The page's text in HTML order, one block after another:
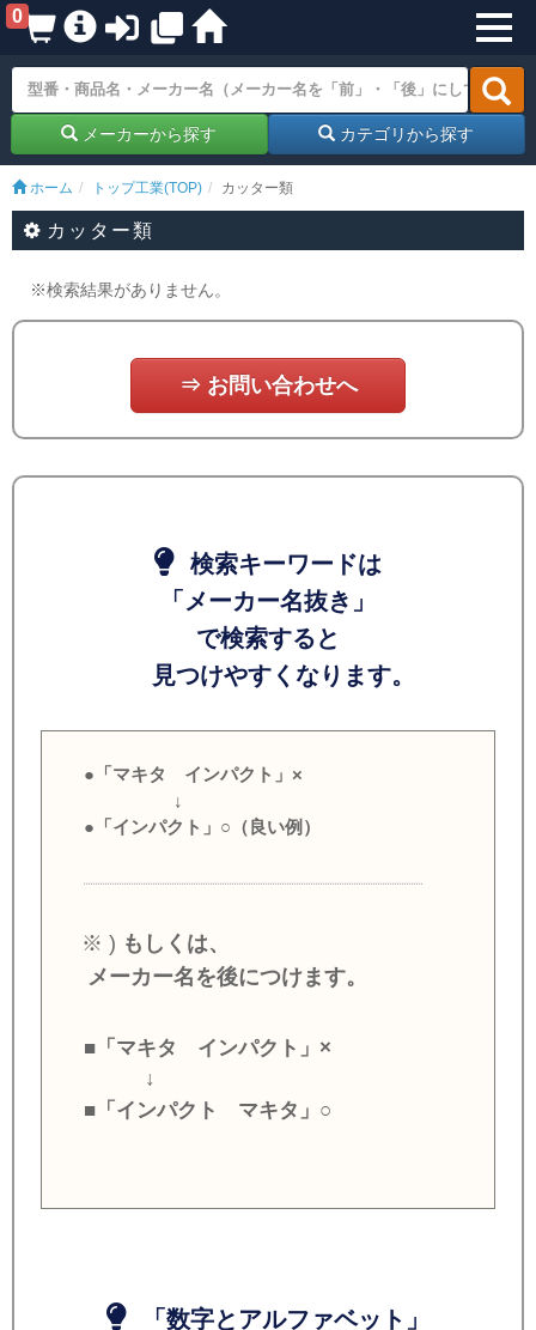
0
メーカーから探す カテゴリから探す
ホーム トップ工業(TOP) カッター類
カッター類
※検索結果がありません。
⇒ お問い合わせへ
検索キーワードは
「メーカー名抜き」
で検索すると
見つけやすくなります。
●「マキタ インパクト」×
↓
●「インパクト」○（良い例）
※ ) もしくは、
メーカー名を後につけます。
■「マキタ インパクト」×
↓
■「インパクト マキタ」○
「数字とアルファベット」